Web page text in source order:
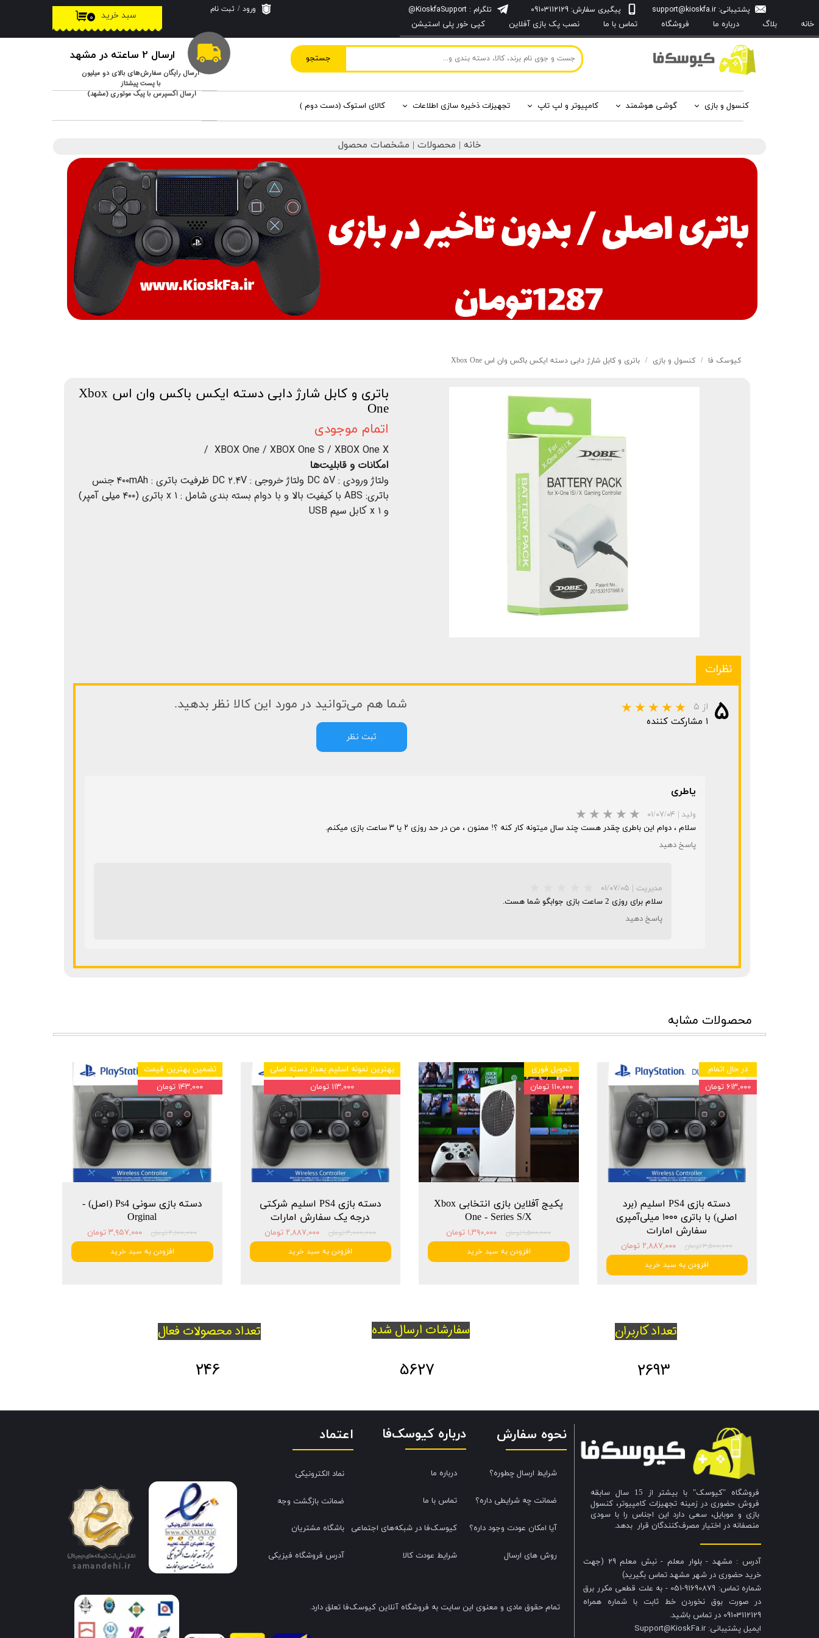
جستجو
ارسال رایگان سفارش‌های بالای دو میلیون
با پست پیشتاز
ارسال اکسپرس با پیک موتوری (مشهد)
ارسال 2 ساعته در مشهد
پشتیبانی:support@kioskfa.ir پیگیری سفارش: 09103112129
۰ سبد خرید
ورود / ثبت نام
تغییر گذر واژه
سفارشات
خروج از حساب
خانه بلاگ درباره‌ ما فروشگاه تماس با ما نصب پک بازی آفلاین کپی خور پلی استیشن
تلگرام : KioskfaSupport@
کنسول و بازی گوشی هوشمند کامپیوتر و لپ تاپ تجهیزات ذخیره سازی اطلاعات کالای استوک (دست دوم )
خانه | محصولات | مشخصات محصول
کیوسک‌ فا کنسول و بازی باتری و کابل شارژ دابی دسته ایکس باکس وان اس Xbox One
باتری و کابل شارژ دابی دسته ایکس باکس وان اس Xbox
One
اتمام موجودی
XBOX One / XBOX One S / XBOX One X /
امکانات و قابلیت‌ها
ولتاژ ورودی : DC ۵V ولتاژ خروجی : DC ۲.۴V ظرفیت باتری : ۴۰۰mAh جنس
باتری: ABS با کیفیت بالا و با دوام بسته بندی شامل : ۱ x باتری (۴۰۰ میلی آمپر)
و ۱ x کابل سیم USB
نظرات
۵ از ۵
۱ مشارکت کننده
شما هم می‌توانید در مورد این کالا نظر بدهید.
ثبت نظر
یاطری
ولید | ۰۱/۰۷/۰۴
سلام ، دوام این باطری چقدر هست چند سال میتونه کار کنه ؟! ممنون ، من در حد روزی ۲ یا ۳ ساعت بازی میکنم.
پاسخ دهید
مدیریت | ۰۱/۰۷/۰۵
سلام برای روزی 2 ساعت بازی جوابگو شما هست.
پاسخ دهید
محصولات مشابه
دسته بازی PS4 اسلیم (برد
اصلی) با باتری ۱۰۰۰ میلی‌آمپری
سفارش امارات
۳,۵۰۰,۰۰۰ تومان ۲,۸۸۷,۰۰۰ تومان
افزودن به سبد خرید
در حال اتمام
۶۱۳,۰۰۰ تومان
پکیج آفلاین بازی انتخابی Xbox
One - Series S/X
۱,۵۰۰,۰۰۰ تومان ۱,۳۹۰,۰۰۰ تومان
افزودن به سبد خرید
تحویل فوری
۱۱۰,۰۰۰ تومان
دسته بازی PS4 اسلیم شرکتی
درجه یک سفارش امارات
۳,۰۰۰,۰۰۰ تومان ۲,۸۸۷,۰۰۰ تومان
افزودن به سبد خرید
بهترین نمونه اسلیم بعداز دسته اصلی
۱۱۳,۰۰۰ تومان
دسته بازی سونی Ps4 (اصل) -
Orginal
۴,۱۰۰,۰۰۰ تومان ۳,۹۵۷,۰۰۰ تومان
افزودن به سبد خرید
تضمین بهترین قیمت
۱۴۳,۰۰۰ تومان
تعداد کاربران سفارشات ارسال شده
5627
تعداد محصولات فعال
2693
246
فروشگاه "کیوسک" با بیشتر از 15 سال سابقه
فروش حضوری در زمینه تجهیزات کامپیوتر، کنسول
بازی و موبایل، سعی دارد این اجناس را با سودی
منصفانه در اختیار مصرف‌کنندگان قرار بدهد.
آدرس : مشهد - بلوار معلم - نبش معلم 29 (جهت
خرید حضوری در شهر مشهد تماس بگیرید)
شماره تماس: 91690879-051 - به علت قطعی مکرر برق
در صورت بوق نخوردن خط ثابت با شماره همراه
09103112129 در تماس باشید.
​​​​​​​ایمیل پشتیبانی: Support@KioskFa.ir
نحوه سفارش
شرایط ارسال چطوره؟
ضمانت چه شرایطی داره؟
آیا امکان عودت وجود داره؟
روش های ارسال
تمام حقوق مادی و معنوی این سایت به فروشگاه آنلاین کیوسک‌فا تعلق دارد.
اعتماد
نماد الکترونیکی
ضمانت بازگشت وجه
باشگاه مشتریان
آدرس فروشگاه فیزیکی
درباره کیوسک‌فا
درباره ما
تماس با ما
کیوسک‌فا در شبکه‌های اجتماعی
شرایط عودت کالا